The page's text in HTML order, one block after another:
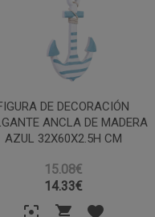
DE DECORACIÓN
ANCLA DE MADERA
AZUL 32X60X2.5H CM
15.08€
14.33€